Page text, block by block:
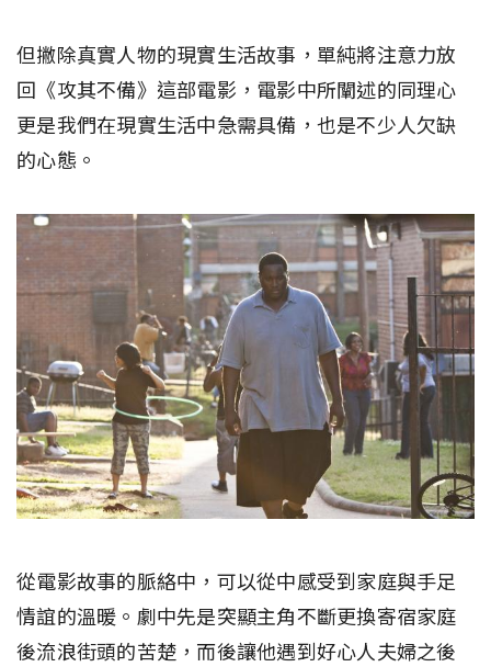
但撇除真實人物的現實生活故事，單純將注意力放
回《攻其不備》這部電影，電影中所闡述的同理心
更是我們在現實生活中急需具備，也是不少人欠缺
的心態。
從電影故事的脈絡中，可以從中感受到家庭與手足
情誼的溫暖。劇中先是突顯主角不斷更換寄宿家庭
後流浪街頭的苦楚，而後讓他遇到好心人夫婦之後